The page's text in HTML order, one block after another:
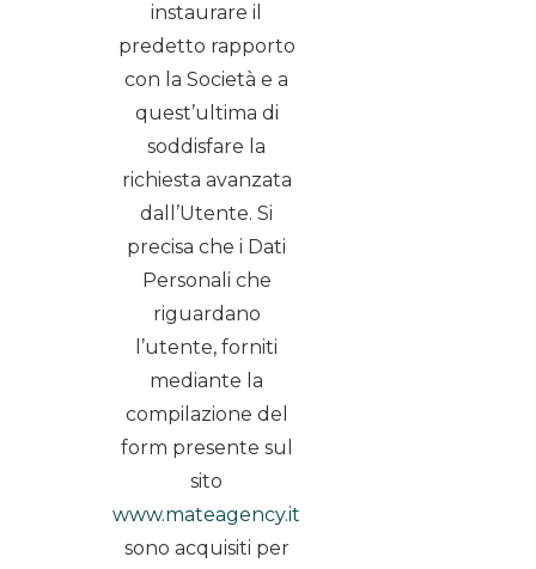
instaurare il
predetto rapporto
con la Società e a
quest’ultima di
soddisfare la
richiesta avanzata
dall’Utente. Si
precisa che i Dati
Personali che
riguardano
l’utente, forniti
mediante la
compilazione del
form presente sul
sito
www.mateagency.it
sono acquisiti per